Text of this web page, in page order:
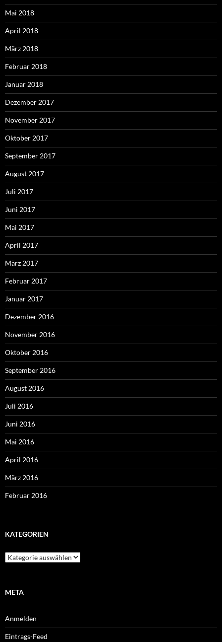
Mai 2018
April 2018
März 2018
Februar 2018
Januar 2018
Dezember 2017
November 2017
Oktober 2017
September 2017
August 2017
Juli 2017
Juni 2017
Mai 2017
April 2017
März 2017
Februar 2017
Januar 2017
Dezember 2016
November 2016
Oktober 2016
September 2016
August 2016
Juli 2016
Juni 2016
Mai 2016
April 2016
März 2016
Februar 2016
KATEGORIEN
Kategorien
META
Anmelden
Eintrags-Feed